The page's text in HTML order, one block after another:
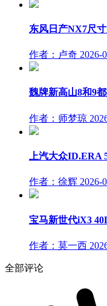
东风日产NX7尺
作者：卢奇 2026-
魏牌新高山8和9
作者：师梦琼
上汽大众
作者：徐辉 2026-
宝马新世代iX3
作者：莫一西
全部评论